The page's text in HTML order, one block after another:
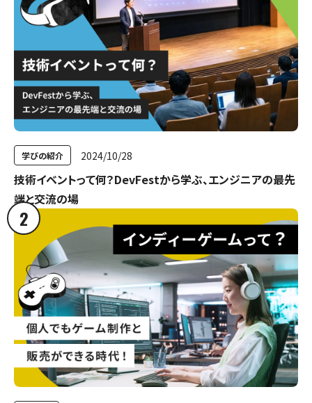
学びの紹介 2024/10/28
技術イベントって何？DevFestから学ぶ、エンジニアの最先
端と交流の場
2